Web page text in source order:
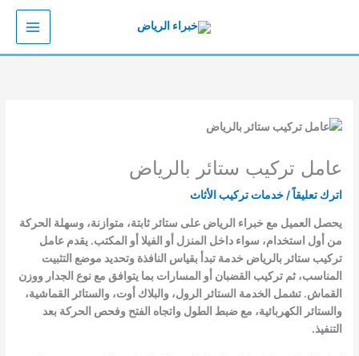
عامل تركيب ستائر بالرياض
اترك تعليقاً /خدمات تركيب الأثاث
يحصل العميل مع خبراء الرياض على ستائر ثابتة، متوازنة، وسهلة الحركة
من أول استخدام، سواء داخل المنزل أو الفيلا أو المكتب. يقدم عامل
تركيب ستائر بالرياض خدمة تبدأ بقياس النافذة وتحديد موضع التثبيت
المناسب، ثم تركيب القضبان أو المسارات بما يتوافق مع نوع الجدار ووزن
القماش. تشمل الخدمة الستائر الرول، والبلاك أوت، والستائر القماشية،
والستائر الكهربائية، مع ضبط الطول واتجاه الفتح وفحص الحركة بعد
التنفيذ.